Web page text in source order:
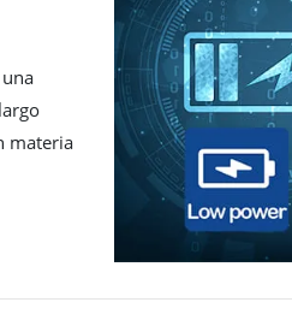
materia